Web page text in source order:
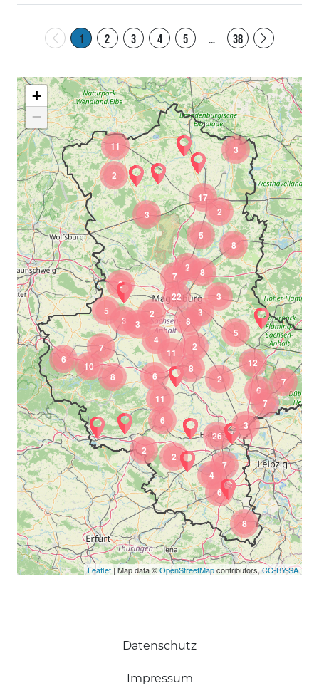
1 2 3 4 5 … 38
2
8
6
8
4
11
2
4
7
3
7
2
17
3
5
2
11
6
3
8
3
8
2
6
7
8
10
3
2
7
2
3
5
5
6
2
7
26
12
8
6
22
2
11
3
+
−
Leaflet | Map data ©OpenStreetMapcontributors,CC-BY-SA
Datenschutz
Impressum